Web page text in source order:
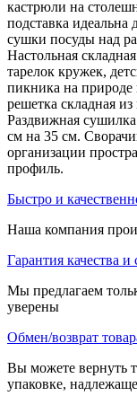
кастрюли на
подставка
сушки посуды над
Настольная
тарелок кружек,
пикника на природе
решетка складная
Раздвижная
см на 35 см.
организации
профиль.
Быстро и
Наша компания
Гарантия качества
Мы предлагаем
уверены
Обмен/возврат
Вы можете вернуть
упаковке,